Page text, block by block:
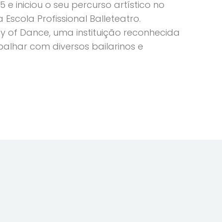
e iniciou o seu percurso artístico no
Profissional Balleteatro.
of Dance, uma instituição reconhecida
com diversos bailarinos e